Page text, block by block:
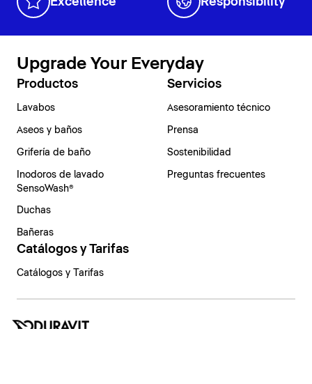
Upgrade Your Everyday
Productos
Lavabos
Aseos y baños
Grifería de baño
Inodoros de lavado
SensoWash®
Duchas
Bañeras
Servicios
Asesoramiento técnico
Prensa
Sostenibilidad
Preguntas frecuentes
Catálogos y Tarifas
Catálogos y Tarifas